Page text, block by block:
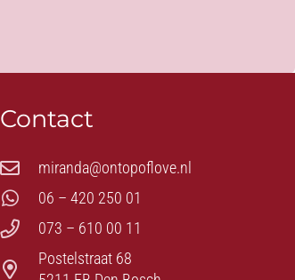
Contact
miranda@ontopoflove.nl
06 – 420 250 01
073 – 610 00 11
Postelstraat 68